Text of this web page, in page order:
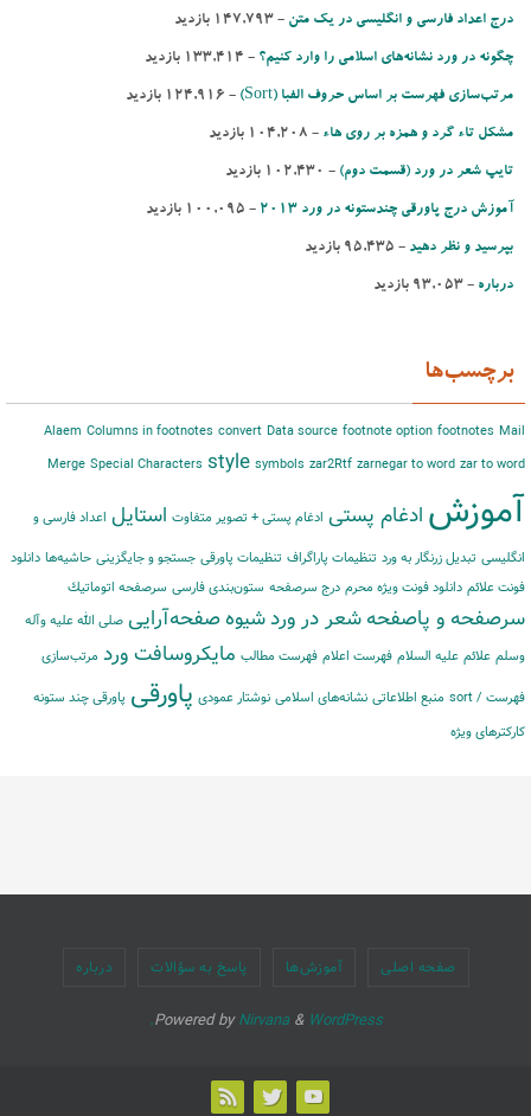
درج اعداد فارسی و انگلیسی در یك متن - ‌147,793 بازدید
چگونه در ورد نشانه‌های اسلامی را وارد کنیم؟ - ‌133,414 بازدید
مرتب‌‌سازی فهرست بر اساس حروف الفبا (Sort)‌ - ‌124,916 بازدید
مشكل تاء گرد و همزه بر روی هاء - ‌104,208 بازدید
تایپ شعر در ورد (قسمت دوم) - ‌102,430 بازدید
آموزش درج پاورقی چندستونه در ورد 2013 - ‌100,095 بازدید
بپرسید و نظر دهید - ‌95,435 بازدید
درباره - ‌93,053 بازدید
برچسب‌ها
Alaem Columns in footnotes convert Data source footnote option footnotes Mail
Merge Special Characters style symbols zar2Rtf zarnegar to word zar to word
آموزش ادغام پستی ادغام پستی + تصویر متفاوت استایل اعداد فارسی و
انگلیسی تبدیل زرنگار به ورد تنظیمات پاراگراف تنظیمات پاورقی جستجو و جایگزینی حاشیه‌‌ها دانلود
فونت علائم دانلود فونت ویژه محرم درج سرصفحه ستون‌بندی فارسی سرصفحه اتوماتیك
سرصفحه و پاصفحهشعر در وردشیوهصفحه‌آرایی صلی الله علیه وآله
وسلم علائم علیه السلام فهرست اعلام فهرست مطالب مایكروسافت ورد مرتب‌‌سازی
فهرست / sort منبع اطلاعاتی نشانه‌های اسلامی نوشتار عمودی پاورقی پاورقی چند ستونه
کارکترهای ویژه
صفحه اصلی آموزش‌ها پاسخ به سؤالات درباره
Powered byNirvana& WordPress.